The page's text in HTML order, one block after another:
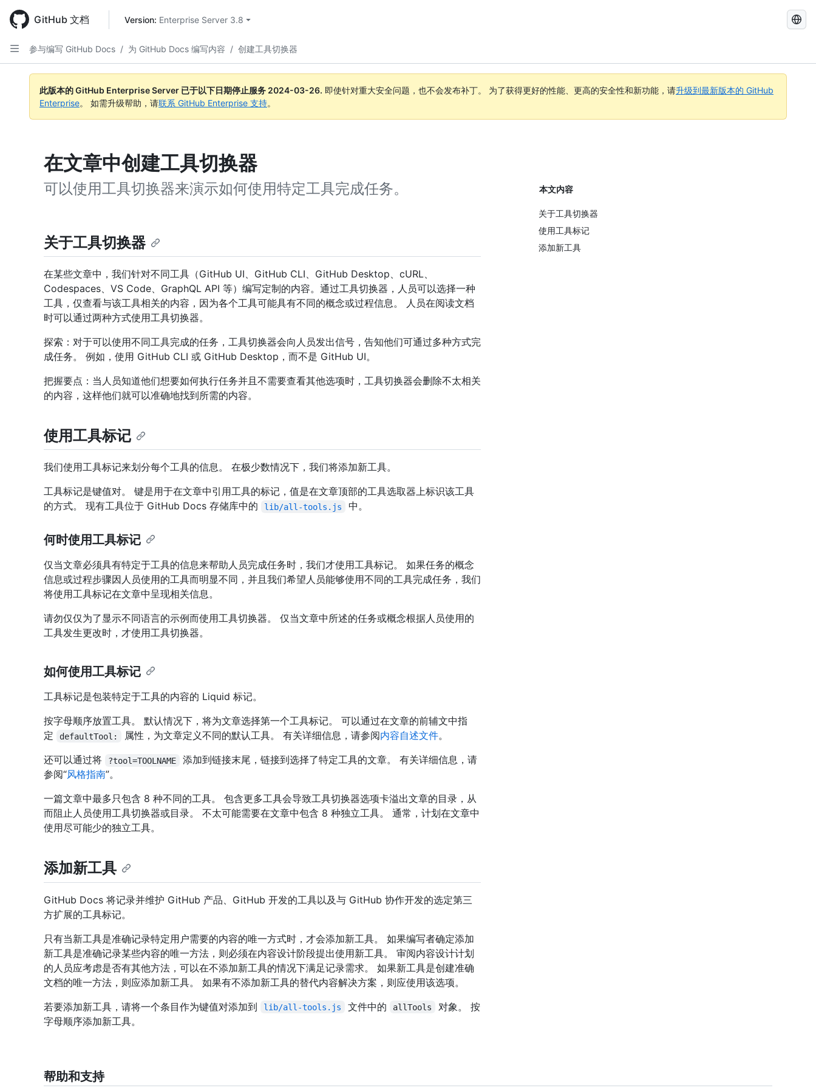
main
content
GitHub 文档 Version: Enterprise Server 3.8
Docs
参与编写 GitHub Docs / 为 GitHub Docs 编写内容 / 创建工具切换器
此版本的 GitHub Enterprise Server 已于以下日期停止服务 2024-03-26. 即使针对重大安全问题，也不会发布补丁。 为了获得更好的性能、更高的安全性和新功能，请升级到最新版本的 GitHub
Enterprise。 如需升级帮助，请联系 GitHub Enterprise 支持。
在文章中创建工具切换器
可以使用工具切换器来演示如何使用特定工具完成任务。 本文内容
关于工具切换器
使用工具标记
添加新工具
关于工具切换器
在某些文章中，我们针对不同工具（GitHub UI、GitHub CLI、GitHub Desktop、cURL、
Codespaces、VS Code、GraphQL API 等）编写定制的内容。通过工具切换器，人员可以选择一种
工具，仅查看与该工具相关的内容，因为各个工具可能具有不同的概念或过程信息。 人员在阅读文档
时可以通过两种方式使用工具切换器。
探索：对于可以使用不同工具完成的任务，工具切换器会向人员发出信号，告知他们可通过多种方式完
成任务。 例如，使用 GitHub CLI 或 GitHub Desktop，而不是 GitHub UI。
把握要点：当人员知道他们想要如何执行任务并且不需要查看其他选项时，工具切换器会删除不太相关
的内容，这样他们就可以准确地找到所需的内容。
使用工具标记
我们使用工具标记来划分每个工具的信息。 在极少数情况下，我们将添加新工具。
工具标记是键值对。 键是用于在文章中引用工具的标记，值是在文章顶部的工具选取器上标识该工具
的方式。 现有工具位于 GitHub Docs 存储库中的
lib/all-tools.js 中。
何时使用工具标记
仅当文章必须具有特定于工具的信息来帮助人员完成任务时，我们才使用工具标记。 如果任务的概念
信息或过程步骤因人员使用的工具而明显不同，并且我们希望人员能够使用不同的工具完成任务，我们
将使用工具标记在文章中呈现相关信息。
请勿仅仅为了显示不同语言的示例而使用工具切换器。 仅当文章中所述的任务或概念根据人员使用的
工具发生更改时，才使用工具切换器。
如何使用工具标记
工具标记是包装特定于工具的内容的 Liquid 标记。
按字母顺序放置工具。 默认情况下，将为文章选择第一个工具标记。 可以通过在文章的前辅文中指
定
defaultTool: 属性，为文章定义不同的默认工具。 有关详细信息，请参阅内容自述文件。
还可以通过将
?tool=TOOLNAME
添加到链接末尾，链接到选择了特定工具的文章。 有关详细信息，请
参阅“风格指南”。
一篇文章中最多只包含 8 种不同的工具。 包含更多工具会导致工具切换器选项卡溢出文章的目录，从
而阻止人员使用工具切换器或目录。 不太可能需要在文章中包含 8 种独立工具。 通常，计划在文章中
使用尽可能少的独立工具。
添加新工具
GitHub Docs 将记录并维护 GitHub 产品、GitHub 开发的工具以及与 GitHub 协作开发的选定第三
方扩展的工具标记。
只有当新工具是准确记录特定用户需要的内容的唯一方式时，才会添加新工具。 如果编写者确定添加
新工具是准确记录某些内容的唯一方法，则必须在内容设计阶段提出使用新工具。 审阅内容设计计划
的人员应考虑是否有其他方法，可以在不添加新工具的情况下满足记录需求。 如果新工具是创建准确
文档的唯一方法，则应添加新工具。 如果有不添加新工具的替代内容解决方案，则应使用该选项。
若要添加新工具，请将一个条目作为键值对添加到
lib/all-tools.js 文件中的 allTools
对象。 按
字母顺序添加新工具。
帮助和支持